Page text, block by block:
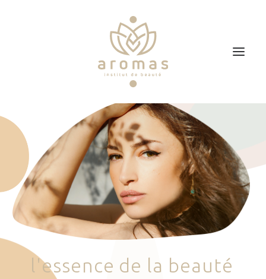
Soins
Je veux faire un bon cadeau
Plan d’accès
Prendre RDV
'essence de la beauté